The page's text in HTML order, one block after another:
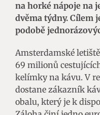
na horké nápoje na
dvěma týdny. Cílem
podobě
Amsterdamské
69 milionů
kelímky na kávu. V
dostane zákazník
obalu, který je k